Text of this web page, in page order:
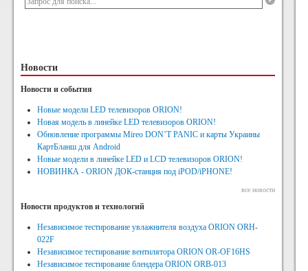
Новости
Новости и события
Новые модели LED телевизоров ORION!
Новая модель в линейке LED телевизоров ORION!
Обновление программы Mireo DON’T PANIC и карты Украины
КартБланш для Android
Новые модели в линейке LED и LCD телевизоров ORION!
НОВИНКА - ORION ДОК-станция под iPOD/iPHONE!
все новости
Новости продуктов и технологий
Независимое тестирование увлажнителя воздуха ORION ORH-
022F
Независимое тестирование вентилятора ORION OR-OF16HS
Независимое тестирование блендера ORION ORB-013